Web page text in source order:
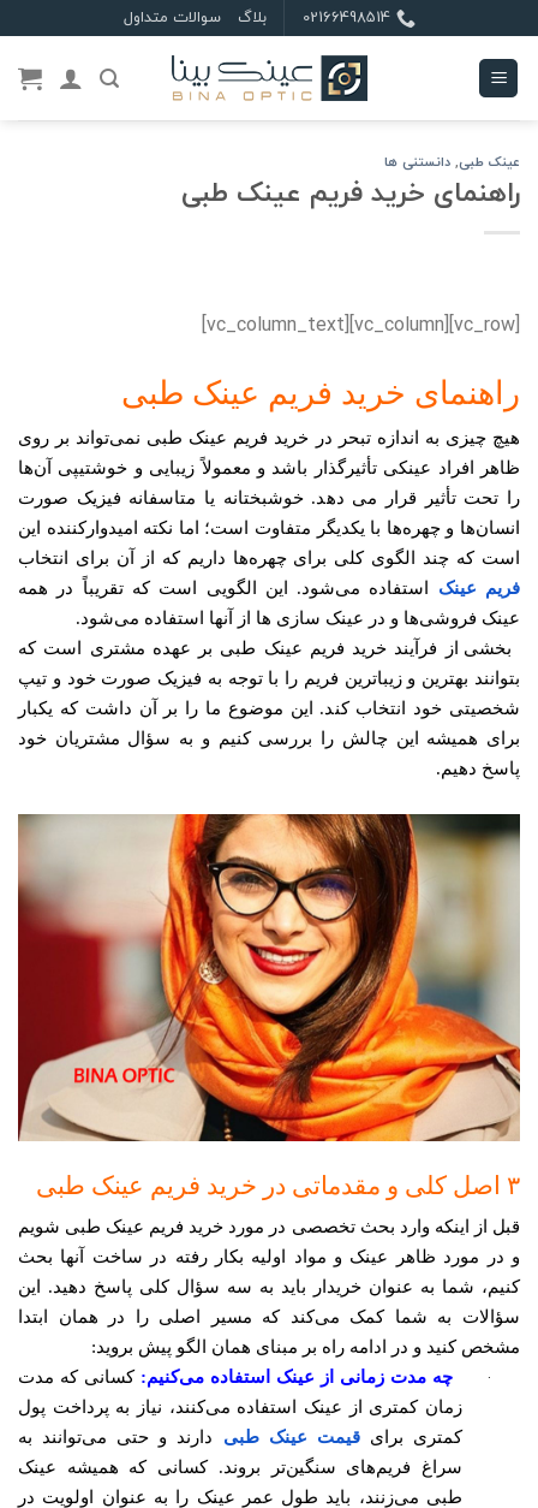
to
content
02166498514 بلاگ سوالات متداول
عینک طبی, دانستنی ها
راهنمای خرید فریم عینک طبی
[vc_row][vc_column][vc_column_text]
راهنمای خرید فریم عینک طبی
هیچ چیزی به اندازه تبحر در خرید فریم عینک طبی نمی‌تواند بر روی
ظاهر افراد عینکی تأثیرگذار باشد و معمولاً زیبایی و خوشتیپی آن‌ها
را تحت تأثیر قرار می دهد. خوشبختانه یا متاسفانه فیزیک صورت
انسان‌ها و چهره‌ها با یکدیگر متفاوت است؛ اما نکته امیدوارکننده این
است که چند الگوی کلی برای چهره‌ها داریم که از آن برای انتخاب
فریم عینک استفاده می‌شود. این الگویی است که تقریباً در همه
عینک فروشی‌ها و در عینک سازی ها از آنها استفاده می‌شود.
بخشی از فرآیند خرید فریم عینک طبی بر عهده مشتری است که
بتوانند بهترین و زیباترین فریم را با توجه به فیزیک صورت خود و تیپ
شخصیتی خود انتخاب کند. این موضوع ما را بر آن داشت که یکبار
برای همیشه این چالش را بررسی کنیم و به سؤال مشتریان خود
پاسخ دهیم.
۳ اصل کلی و مقدماتی در خرید فریم عینک طبی
قبل از اینکه وارد بحث تخصصی در مورد خرید فریم عینک طبی شویم
و در مورد ظاهر عینک و مواد اولیه بکار رفته در ساخت آنها بحث
کنیم، شما به عنوان خریدار باید به سه سؤال کلی پاسخ دهید. این
سؤالات به شما کمک می‌کند که مسیر اصلی را در همان ابتدا
مشخص کنید و در ادامه راه بر مبنای همان الگو پیش بروید:
· چه مدت زمانی از عینک استفاده می‌کنیم: کسانی که مدت
زمان کمتری از عینک استفاده می‌کنند، نیاز به پرداخت پول
کمتری برایقیمت عینک طبی دارند و حتی می‌توانند به
سراغ فریم‌های سنگین‌تر بروند. کسانی که همیشه عینک
طبی می‌زنند، باید طول عمر عینک را به عنوان اولویت در